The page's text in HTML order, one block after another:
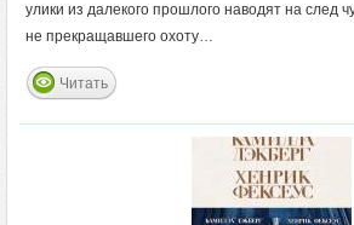
улики из далекого прошлого наводят на след
не прекращавшего охоту…
Читать